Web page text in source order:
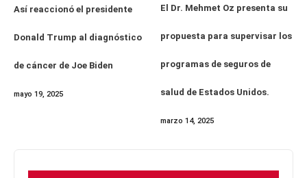
Así reaccionó el presidente
Donald Trump al diagnóstico
de cáncer de Joe Biden
mayo 19, 2025
El Dr. Mehmet Oz presenta su
propuesta para supervisar los
programas de seguros de
salud de Estados Unidos.
marzo 14, 2025